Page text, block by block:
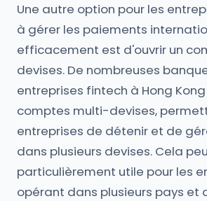
Une autre option pour les
à gérer les paiements
efficacement est d'ouvrir un
devises. De nombreuses
entreprises fintech à Hong
comptes multi-devises,
entreprises de détenir et de
dans plusieurs devises. Cela
particulièrement utile pour les
opérant dans plusieurs pays et